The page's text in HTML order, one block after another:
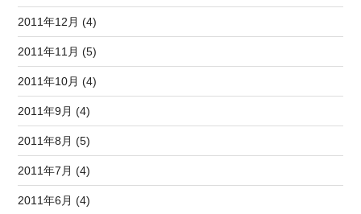
2011年12月 (4)
2011年11月 (5)
2011年10月 (4)
2011年9月 (4)
2011年8月 (5)
2011年7月 (4)
2011年6月 (4)